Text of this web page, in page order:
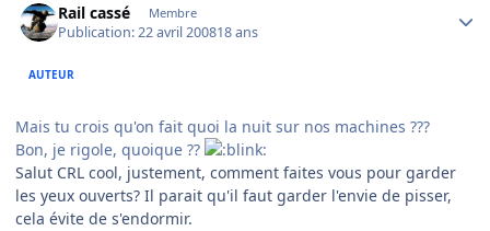
Rail cassé Membre
Publication:22 avril 200818 ans
AUTEUR
Mais tu crois qu'on fait quoi la nuit sur nos machines ???
Bon, je rigole, quoique ??
Salut CRL cool, justement, comment faites vous pour garder
les yeux ouverts? Il parait qu'il faut garder l'envie de pisser,
cela évite de s'endormir.